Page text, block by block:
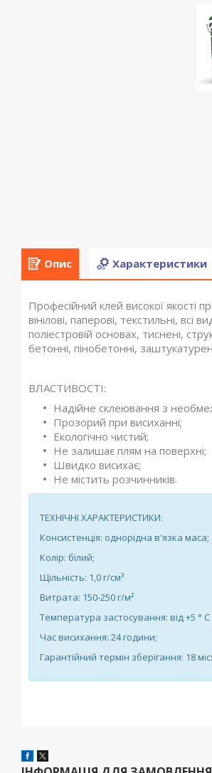
Опис Характеристики
Професійний клей високої якості
вінілові, паперові, текстильні,
поліестровій основах, тиснені,
бетонні, пінобетонні,
ВЛАСТИВОСТІ:
Надійне склеювання з
Прозорий при висиханні;
Екологічно чистий;
Не залишає плям на поверхні;
Швидко висихає;
Не містить розчинників.
ТЕХНІЧНІ ХАРАКТЕРИСТИКИ:
Консистенція: однорідна в'язка маса;
Колір: білий;
Щільність: 1,0 г/см³
Витрата: 150-250 г/м²
Температура застосування: від +5 ° С
Час висихання: 24 години;
Гарантійний термін зберігання: 18